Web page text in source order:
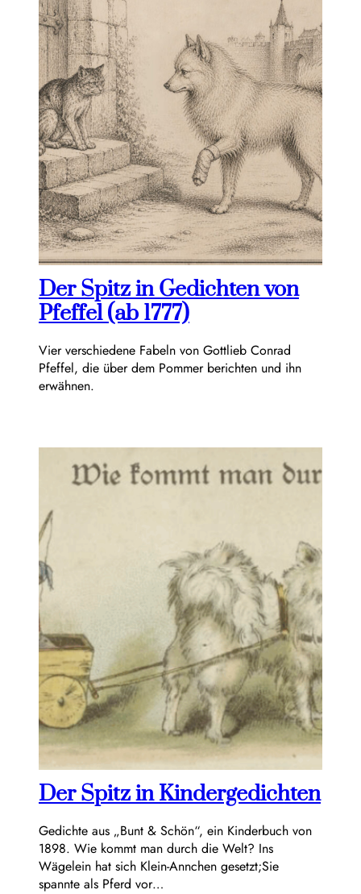
Der Spitz in Gedichten von
Pfeffel (ab 1777)
Vier verschiedene Fabeln von Gottlieb Conrad
Pfeffel, die über dem Pommer berichten und ihn
erwähnen.
Der Spitz in Kindergedichten
Gedichte aus „Bunt & Schön“, ein Kinderbuch von
1898. Wie kommt man durch die Welt? Ins
Wägelein hat sich Klein-Annchen gesetzt;Sie
spannte als Pferd vor…